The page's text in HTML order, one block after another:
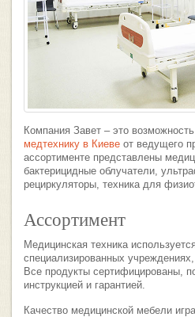
Компания Завет – это
медтехнику в Киеве от ведущего
ассортименте представлены
бактерицидные облучатели,
рециркуляторы, техника для
Ассортимент
Медицинская техника
специализированных
Все продукты сертифицированы,
инструкцией и гарантией.
Качество медицинской мебели